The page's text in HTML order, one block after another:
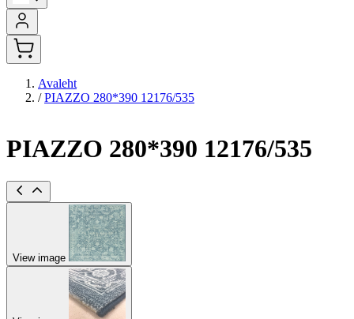
Avaleht
/ PIAZZO 280*390 12176/535
PIAZZO 280*390 12176/535
View image